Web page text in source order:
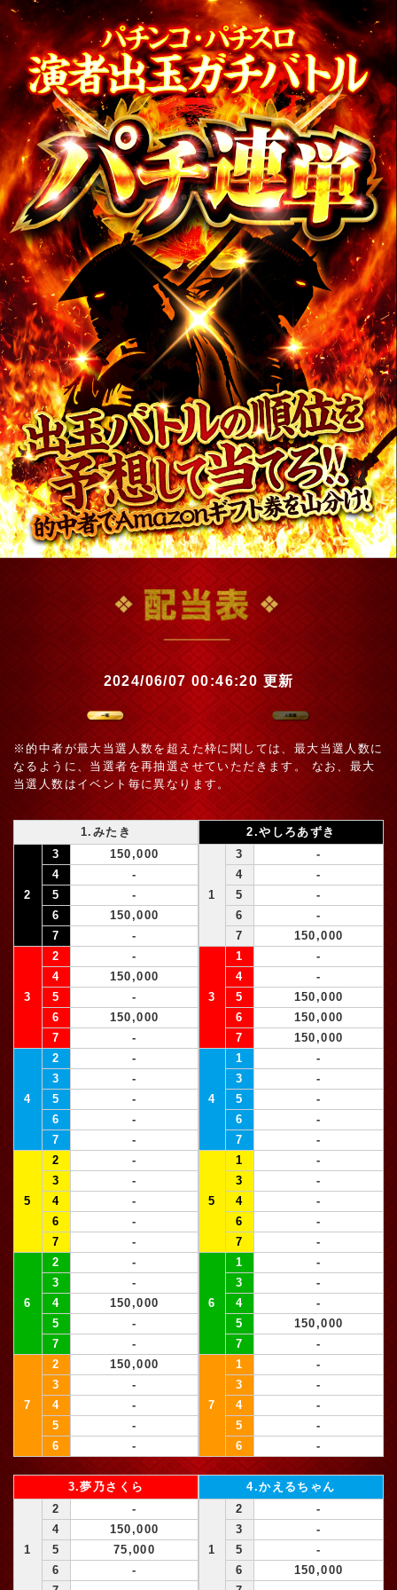
2024/06/07 00:46:20 更新
※的中者が最大当選人数を超えた枠に関しては、最大当選人数に
なるように、当選者を再抽選させていただきます。 なお、最大
当選人数はイベント毎に異なります。
1.みたき
2
3
150,000
4
-
5
-
6
150,000
7
-
3
2
-
4
150,000
5
-
6
150,000
7
-
4
2
-
3
-
5
-
6
-
7
-
5
2
-
3
-
4
-
6
-
7
-
6
2
-
3
-
4
150,000
5
-
7
-
7
2
150,000
3
-
4
-
5
-
6
-
2.やしろあずき
1
3
-
4
-
5
-
6
-
7
150,000
3
1
-
4
-
5
150,000
6
150,000
7
150,000
4
1
-
3
-
5
-
6
-
7
-
5
1
-
3
-
4
-
6
-
7
-
6
1
-
3
-
4
-
5
150,000
7
-
7
1
-
3
-
4
-
5
-
6
-
3.夢乃さくら
1
2
-
4
150,000
5
75,000
6
-
4.かえるちゃん
1
2
-
3
-
5
-
6
150,000